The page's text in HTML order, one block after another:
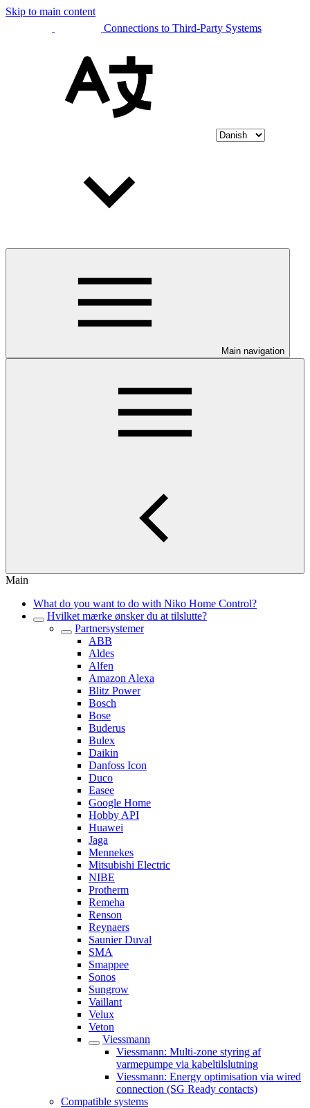
Skip to main content
Connections to Third-Party Systems
Main navigation
Main
What do you want to do with Niko Home Control?
Hvilket mærke ønsker du at tilslutte?
Partnersystemer
ABB
Aldes
Alfen
Amazon Alexa
Blitz Power
Bosch
Bose
Buderus
Bulex
Daikin
Danfoss Icon
Duco
Easee
Google Home
Hobby API
Huawei
Jaga
Mennekes
Mitsubishi Electric
NIBE
Protherm
Remeha
Renson
Reynaers
Saunier Duval
SMA
Smappee
Sonos
Sungrow
Vaillant
Velux
Veton
Viessmann
Viessmann: Multi-zone styring af
varmepumpe via kabeltilslutning
Viessmann: Energy optimisation via wired
connection (SG Ready contacts)
Compatible systems